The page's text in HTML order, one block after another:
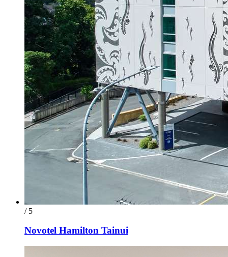
/ 5
Novotel Hamilton Tainui